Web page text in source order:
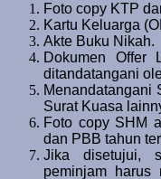
Foto copy KTP
Kartu Keluarga
Akte Buku Nikah.
Dokumen Offer
ditandatangani
Menandatangani
Surat Kuasa
Foto copy SHM
dan PBB tahun
Jika disetujui,
peminjam harus